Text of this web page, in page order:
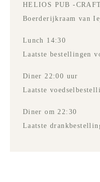
HELIOS PUB -
Boerderijkraam van
Lunch 14:30
Laatste bestellingen
Diner 22:00 uur
Laatste
Diner om 22:30
Laatste